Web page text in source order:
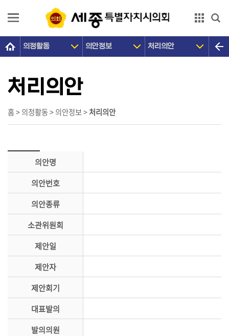
의
개
의
원
장
의
활
시
참
소
마
의정활동 의안정보 처리의안
홈 > 의정활동 > 의안정보 >처리의안
처리의안
의안명
의안번호
의안종류
소관위원회
제안일
제안자
제안회기
대표발의
발의의원